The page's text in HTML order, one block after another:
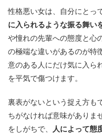
性格悪い女は、自分にとっ
に入られるような振る舞い
や憧れの先輩への態度と心
の極端な違いがあるのが特
意のある人にだけ気に入ら
を平気で傷つけます。
裏表がないという捉え方も
ちがなければ意味がありま
をしがちで、
人によって態